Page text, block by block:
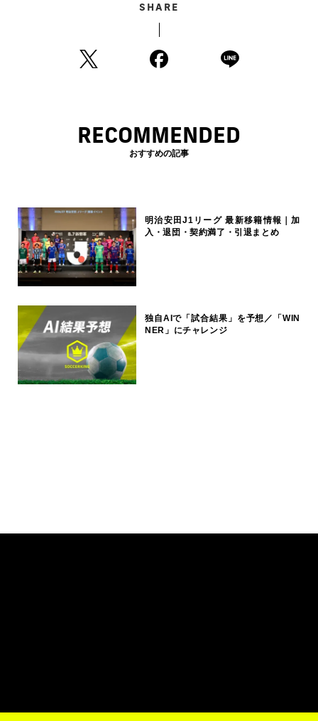
SHARE
RECOMMENDED
おすすめの記事
明治安田J1リーグ 最新移籍情報｜加
入・退団・契約満了・引退まとめ
独自AIで「試合結果」を予想／「WIN
NER」にチャレンジ